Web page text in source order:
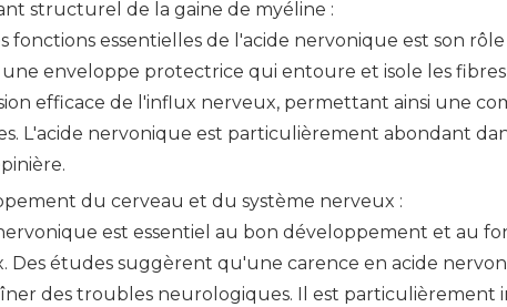
structurel de la gaine de myéline :
fonctions essentielles de l'acide nervonique est son
enveloppe protectrice qui entoure et isole les
efficace de l'influx nerveux, permettant ainsi une
L'acide nervonique est particulièrement abondant
du cerveau et du système nerveux :
est essentiel au bon développement et au
Des études suggèrent qu'une carence en acide
des troubles neurologiques. Il est particulièrement